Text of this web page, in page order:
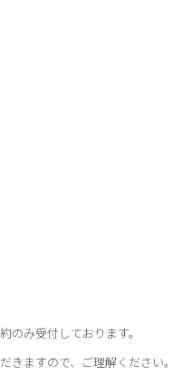
のみ受付しております。
ますので、ご理解ください。